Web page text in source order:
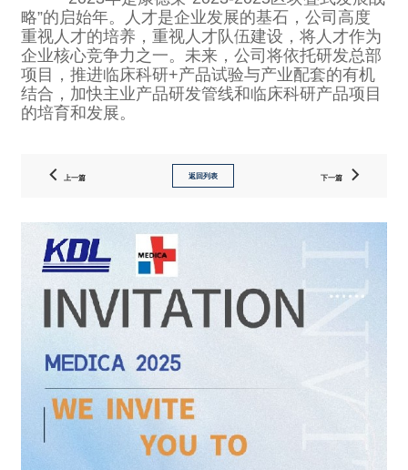
略”的启始年。人才是企业发展的基石，公司高度
重视人才的培养，重视人才队伍建设，将人才作为
企业核心竞争力之一。未来，公司将依托研发总部
项目，推进临床科研+产品试验与产业配套的有机
结合，加快主业产品研发管线和临床科研产品项目
的培育和发展。
上一篇 返回列表 下一篇